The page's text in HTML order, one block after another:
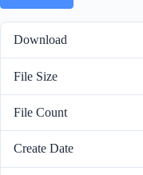
Download
File Size
File Count
Create Date